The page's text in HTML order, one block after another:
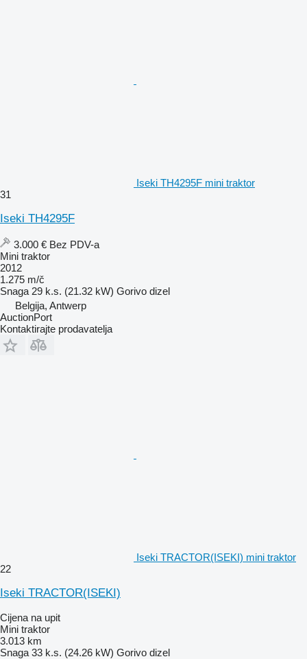
Iseki TH4295F mini traktor
31
Iseki TH4295F
3.000 € Bez PDV-a
Mini traktor
2012
1.275 m/č
Snaga 29 k.s. (21.32 kW) Gorivo dizel
Belgija, Antwerp
AuctionPort
Kontaktirajte prodavatelja
Iseki TRACTOR(ISEKI) mini traktor
22
Iseki TRACTOR(ISEKI)
Cijena na upit
Mini traktor
3.013 km
Snaga 33 k.s. (24.26 kW) Gorivo dizel